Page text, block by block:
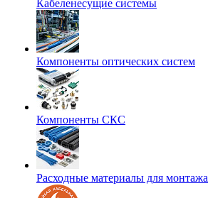
Кабеленесущие системы
Компоненты оптических систем
Компоненты СКС
Расходные материалы для монтажа